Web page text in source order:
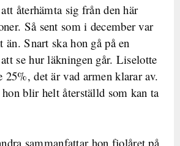
återhämta sig från den här
Så sent som i december var
Snart ska hon gå på en
se hur läkningen går. Liselotte
det är vad armen klarar av.
blir helt återställd som kan ta
sammanfattar hon fjolåret på